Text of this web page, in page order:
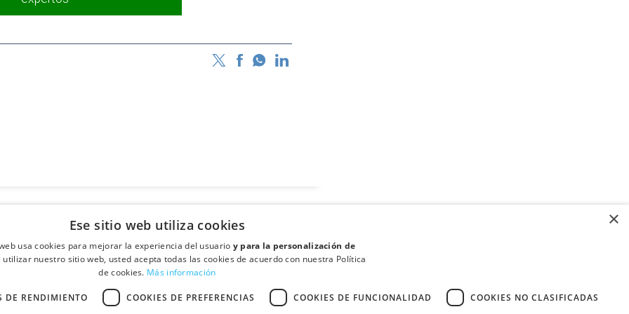
Perpétua de Mogoda (Barcelona) ·Contactar Condiciones de Venta y Política de Privacidad
×
Ese sitio web utiliza cookies
usa cookies para mejorar la experiencia del usuario y para la personalización de
utilizar nuestro sitio web, usted acepta todas las cookies de acuerdo con nuestra Política
de cookies. Más información
DE RENDIMIENTO COOKIES DE PREFERENCIAS COOKIES DE FUNCIONALIDAD COOKIES NO CLASIFICADAS